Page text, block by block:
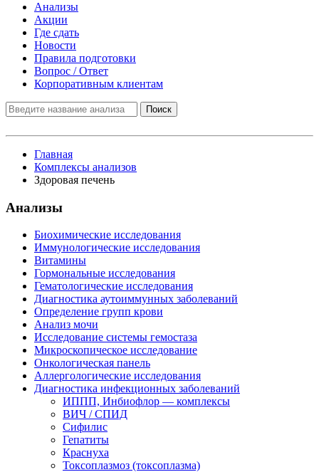
Анализы
Акции
Где сдать
Новости
Правила подготовки
Вопрос / Ответ
Корпоративным клиентам
Поиск
Главная
Комплексы анализов
Здоровая печень
Анализы
Биохимические исследования
Иммунологические исследования
Витамины
Гормональные исследования
Гематологические исследования
Диагностика аутоиммунных заболеваний
Определение групп крови
Анализ мочи
Исследование системы гемостаза
Микроскопическое исследование
Онкологическая панель
Аллергологические исследования
Диагностика инфекционных заболеваний
ИППП, Инбиофлор — комплексы
ВИЧ / СПИД
Сифилис
Гепатиты
Краснуха
Токсоплазмоз (токсоплазма)